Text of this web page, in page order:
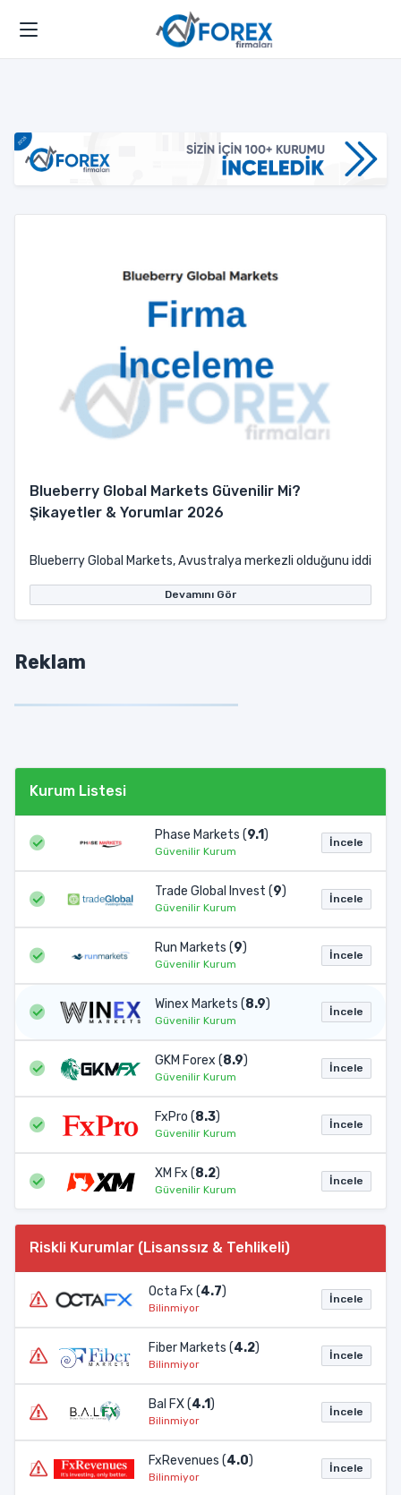
Blueberry Global Markets Güvenilir Mi?
Şikayetler & Yorumlar 2026
Blueberry Global Markets, Avustralya merkezli olduğunu iddia
Devamını Gör
Reklam
Kurum Listesi
Phase Markets (9.1)
Güvenilir Kurum
İncele
Trade Global Invest (9)
Güvenilir Kurum
İncele
Run Markets (9)
Güvenilir Kurum
İncele
Winex Markets (8.9)
Güvenilir Kurum
İncele
GKM Forex (8.9)
Güvenilir Kurum
İncele
FxPro (8.3)
Güvenilir Kurum
İncele
XM Fx (8.2)
Güvenilir Kurum
İncele
Riskli Kurumlar (Lisanssız & Tehlikeli)
Octa Fx (4.7)
Bilinmiyor
İncele
Fiber Markets (4.2)
Bilinmiyor
İncele
Bal FX (4.1)
Bilinmiyor
İncele
FxRevenues (4.0)
Bilinmiyor
İncele